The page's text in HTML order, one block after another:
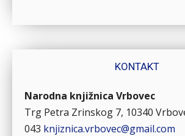
KONTAKT
Narodna knjižnica Vrbovec
Trg Petra Zrinskog 7, 10340
043 knjiznica.vrbovec@gmail.com